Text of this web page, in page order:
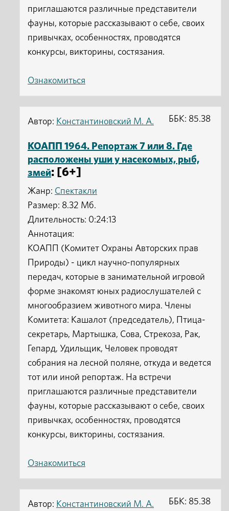
приглашаются различные представители
фауны, которые рассказывают о себе, своих
привычках, особенностях, проводятся
конкурсы, викторины, состязания.
Ознакомиться
Автор: Константиновский М. А.
КОАПП 1964. Репортаж 7 или 8. Где
расположены уши у насекомых, рыб,
змей: [6+]
Жанр: Спектакли
ББК: 85.38
Размер: 8.32 Мб.
Длительность: 0:24:13
Аннотация:
КОАПП (Комитет Охраны Авторских прав
Природы) - цикл научно-популярных
передач, которые в занимательной игровой
форме знакомят юных радиослушателей с
многообразием животного мира. Члены
Комитета: Кашалот (председатель), Птица-
секретарь, Мартышка, Сова, Стрекоза, Рак,
Гепард, Удильщик, Человек проводят
собрания на лесной поляне, откуда и ведется
тот или иной репортаж. На встречи
приглашаются различные представители
фауны, которые рассказывают о себе, своих
привычках, особенностях, проводятся
конкурсы, викторины, состязания.
Ознакомиться
Автор: Константиновский М. А. ББК: 85.38